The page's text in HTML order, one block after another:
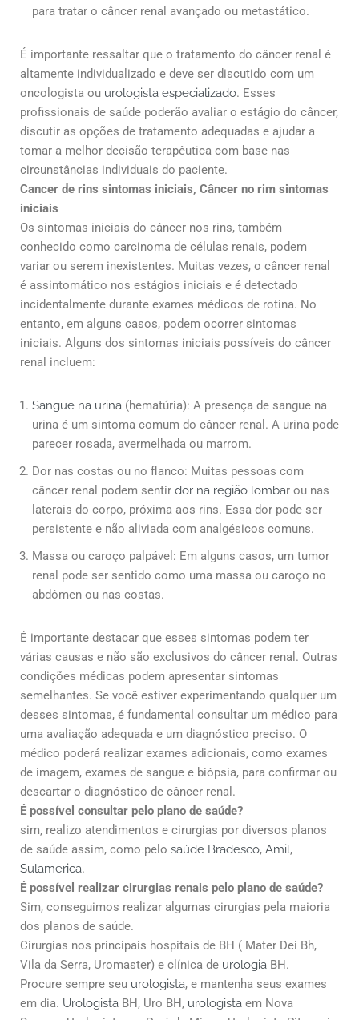
para tratar o câncer renal avançado ou metastático.
É importante ressaltar que o tratamento do câncer renal é
altamente individualizado e deve ser discutido com um
oncologista ou urologista especializado. Esses
profissionais de saúde poderão avaliar o estágio do câncer,
discutir as opções de tratamento adequadas e ajudar a
tomar a melhor decisão terapêutica com base nas
circunstâncias individuais do paciente.
Cancer de rins sintomas iniciais, Câncer no rim sintomas
iniciais
Os sintomas iniciais do câncer nos rins, também
conhecido como carcinoma de células renais, podem
variar ou serem inexistentes. Muitas vezes, o câncer renal
é assintomático nos estágios iniciais e é detectado
incidentalmente durante exames médicos de rotina. No
entanto, em alguns casos, podem ocorrer sintomas
iniciais. Alguns dos sintomas iniciais possíveis do câncer
renal incluem:
Sangue na urina (hematúria): A presença de sangue na
urina é um sintoma comum do câncer renal. A urina pode
parecer rosada, avermelhada ou marrom.
Dor nas costas ou no flanco: Muitas pessoas com
câncer renal podem sentir dor na região lombar ou nas
laterais do corpo, próxima aos rins. Essa dor pode ser
persistente e não aliviada com analgésicos comuns.
Massa ou caroço palpável: Em alguns casos, um tumor
renal pode ser sentido como uma massa ou caroço no
abdômen ou nas costas.
É importante destacar que esses sintomas podem ter
várias causas e não são exclusivos do câncer renal. Outras
condições médicas podem apresentar sintomas
semelhantes. Se você estiver experimentando qualquer um
desses sintomas, é fundamental consultar um médico para
uma avaliação adequada e um diagnóstico preciso. O
médico poderá realizar exames adicionais, como exames
de imagem, exames de sangue e biópsia, para confirmar ou
descartar o diagnóstico de câncer renal.
É possível consultar pelo plano de saúde?
sim, realizo atendimentos e cirurgias por diversos planos
de saúde assim, como pelo saúde Bradesco, Amil,
Sulamerica.
É possível realizar cirurgias renais pelo plano de saúde?
Sim, conseguimos realizar algumas cirurgias pela maioria
dos planos de saúde.
Cirurgias nos principais hospitais de BH ( Mater Dei Bh,
Vila da Serra, Uromaster) e clínica de urologia BH.
Procure sempre seu urologista, e mantenha seus exames
em dia. Urologista BH, Uro BH, urologista em Nova